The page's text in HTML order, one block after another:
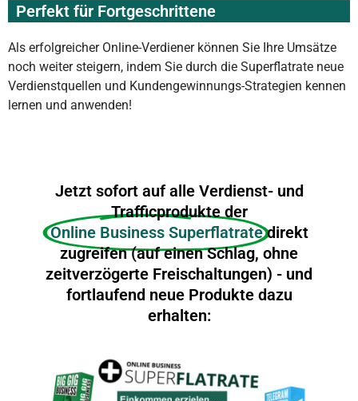
Perfekt für Fortgeschrittene
Als erfolgreicher Online-Verdiener können Sie Ihre Umsätze
noch weiter steigern, indem Sie durch die Superflatrate neue
Verdienstquellen und Kundengewinnungs-Strategien kennen
lernen und anwenden!
Jetzt sofort auf alle Verdienst- und
Trafficprodukte der
Online Business Superflatrate direkt
zugreifen (auf einen Schlag, ohne
zeitverzögerte Freischaltungen) - und
fortlaufend neue Produkte dazu
erhalten: